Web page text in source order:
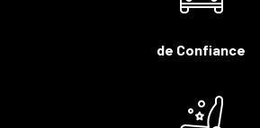
de Confiance